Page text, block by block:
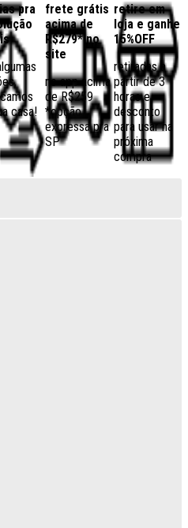
pra
casa!
frete grátis
acima de
R$279* no
site
no app acima
de R$259
*opção
expressa pra
SP
retire em
loja e ganhe
15%OFF
retiradas a
partir de 3
horas e
desconto
para usar na
próxima
compra